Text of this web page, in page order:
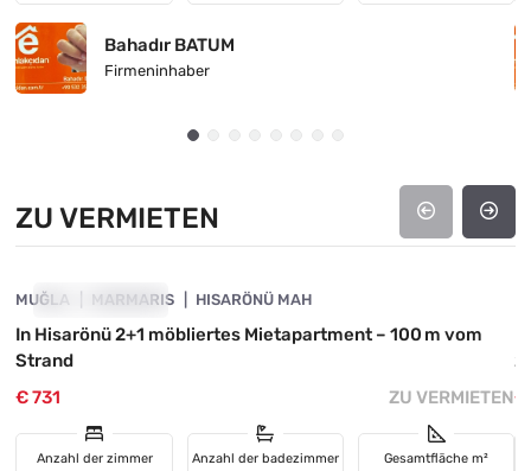
Bahadır BATUM
Firmeninhaber
ZU VERMIETEN
ZU VERMIETEN
MUĞLA MARMARIS HISARÖNÜ MAH
In Hisarönü 2+1 möbliertes Mietapartment – 100 m vom
Strand
€ 731
ZU VERMIETEN
Anzahl der zimmer Anzahl der badezimmer Gesamtfläche m²
€